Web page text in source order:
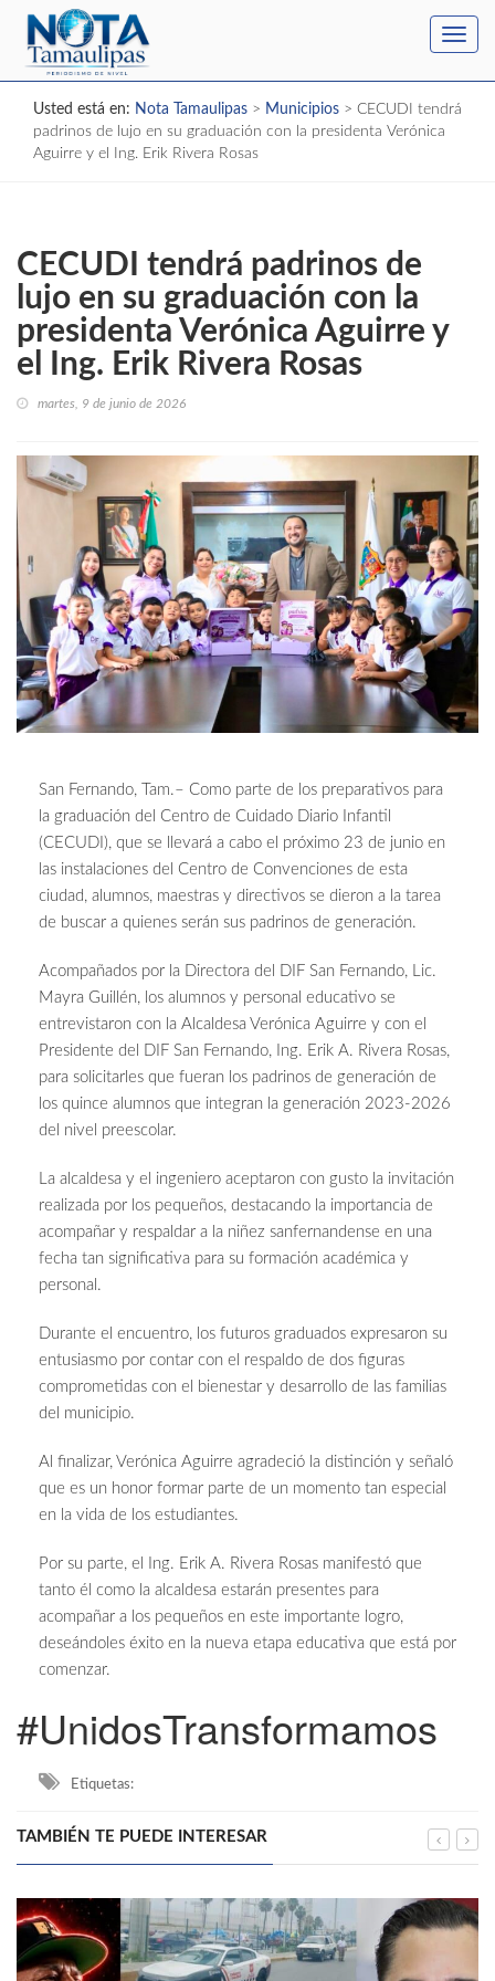
Usted está en: Nota Tamaulipas > Municipios > CECUDI tendrá
padrinos de lujo en su graduación con la presidenta Verónica
Aguirre y el Ing. Erik Rivera Rosas
CECUDI tendrá padrinos de
lujo en su graduación con la
presidenta Verónica Aguirre y
el Ing. Erik Rivera Rosas
martes, 9 de junio de 2026
San Fernando, Tam.– Como parte de los preparativos para
la graduación del Centro de Cuidado Diario Infantil
(CECUDI), que se llevará a cabo el próximo 23 de junio en
las instalaciones del Centro de Convenciones de esta
ciudad, alumnos, maestras y directivos se dieron a la tarea
de buscar a quienes serán sus padrinos de generación.
Acompañados por la Directora del DIF San Fernando, Lic.
Mayra Guillén, los alumnos y personal educativo se
entrevistaron con la Alcaldesa Verónica Aguirre y con el
Presidente del DIF San Fernando, Ing. Erik A. Rivera Rosas,
para solicitarles que fueran los padrinos de generación de
los quince alumnos que integran la generación 2023-2026
del nivel preescolar.
La alcaldesa y el ingeniero aceptaron con gusto la invitación
realizada por los pequeños, destacando la importancia de
acompañar y respaldar a la niñez sanfernandense en una
fecha tan significativa para su formación académica y
personal.
Durante el encuentro, los futuros graduados expresaron su
entusiasmo por contar con el respaldo de dos figuras
comprometidas con el bienestar y desarrollo de las familias
del municipio.
Al finalizar, Verónica Aguirre agradeció la distinción y señaló
que es un honor formar parte de un momento tan especial
en la vida de los estudiantes.
Por su parte, el Ing. Erik A. Rivera Rosas manifestó que
tanto él como la alcaldesa estarán presentes para
acompañar a los pequeños en este importante logro,
deseándoles éxito en la nueva etapa educativa que está por
comenzar.
#UnidosTransformamos
Etiquetas:
TAMBIÉN TE PUEDE INTERESAR